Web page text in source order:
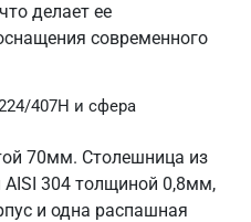
делает ее
современного
407Н и сфера
70мм. Столешница из
304 толщиной 0,8мм,
и одна распашная